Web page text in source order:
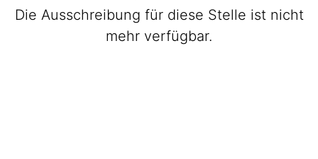
Die Ausschreibung für diese Stelle ist nicht
mehr verfügbar.